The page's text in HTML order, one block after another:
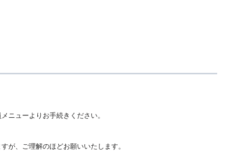
ニューよりお手続きください。
が、ご理解のほどお願いいたします。